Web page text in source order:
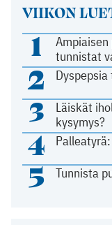
VIIKON
1
tunnistat
2
3
Läiskät
kysymys?
4
5 Tunnista